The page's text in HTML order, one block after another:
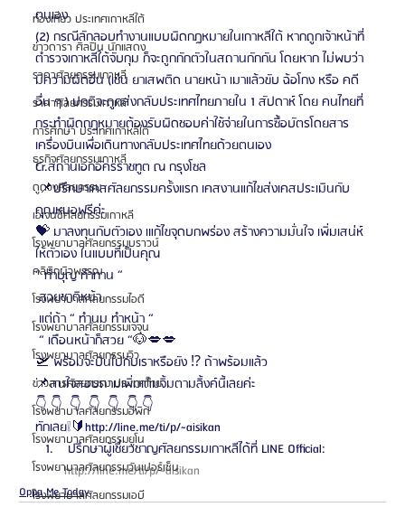
ท่องเที่ยว ประเทศเกาหลีใต้
ข่าวดารา ศิลปิน นักแสดง
ราคาศัลยกรรมเกาหลี
ราคาศัลยกรรมเกาหลี
การศึกษา ประเทศเกาหลีใต้
ธุรกิจศัลยกรรมเกาหลี
ดูดวงศัลยกรรม
เอเจนซี่ศัลยกรรมเกาหลี
โรงพยาบาลศัลยกรรมบราวน์
คลินิกผิวพรรณ
โรงพยาบาลศัลยกรรมไอดี
โรงพยาบาลศัลยกรรมเจจุน
โรงพยาบาลศัลยกรรมวิว
ข่าวสารศัลยกรรม ประเทศไทย
โรงพยาบาลศัลยกรรมอีพิก
โรงพยาบาลศัลยกรรมยูโน
โรงพยาบาลศัลยกรรมวันเปอร์เซ็น
โรงพยาบาลศัลยกรรมเอบี
ตนเอง
(2) กรณีลักลอบทำงานแบบผิดกฎหมายในเกาหลีใต้ หากถูกเจ้าหน้าที่
ตำรวจเกาหลีใต้จับกุม ก็จะถูกกักตัวในสถานกักกัน โดยหาก ไม่พบว่า
มีความผิดอื่น (เช่น ยาเสพติด นายหน้า เมาแล้วขับ ฉ้อโกง หรือ คดี
อื่น ๆ ) ปกติจะถูกส่งกลับประเทศไทยภายใน 1 สัปดาห์ โดย คนไทยที่
กระทำผิดกฎหมายต้องรับผิดชอบค่าใช้จ่ายในการซื้อบัตรโดยสาร
เครื่องบินเพื่อเดินทางกลับประเทศไทยด้วยตนเอง
Cr.สถานเอกอัครราชทูต ณ กรุงโซล
📌ปรึกษาเคสศัลยกรรมครั้งแรก เคสงานแก้ไขส่งเคสประเมินกับ
คุณหมอฟรีค่ะ
💝 มาลงทุนกับตัวเอง เแก้ไขจุดบกพร่อง สร้างความมั่นใจ เพิ่มเสน่ห์
ให้ตัวเอง ในแบบที่เป็นคุณ
“ ทำบุญ ทำทาน “
สวยชาติหน้า
แต่ถ้า “ ทำนม ทำหน้า “
“ เดือนหน้าก็สวย “🐶💋💋
🛫 พร้อมจะบินไปกับเราหรือยัง ⁉️ ถ้าพร้อมแล้ว
📌สนใจสอบถามเพิ่มเติมจิ้มตามลิ้งค์นี้เลยค่ะ
👇 👇  👇  👇  👇  👇 👇
ทักเลย❕🔰http://line.me/ti/p/~aisikan
ปรึกษาผู้เชี่ยวชาญศัลยกรรมเกาหลีได้ที่ LINE Official:
http://line.me/ti/p/~aisikan
Oppa Me Today